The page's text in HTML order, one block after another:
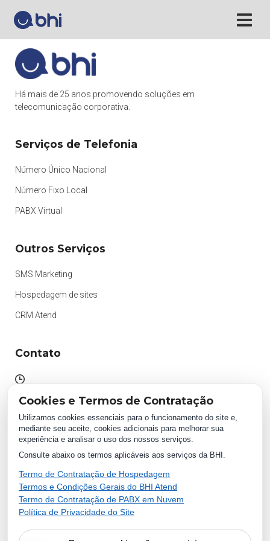
Há mais de 25 anos promovendo soluções em
telecomunicação corporativa.
Serviços de Telefonia
Número Único Nacional
Número Fixo Local
PABX Virtual
Outros Serviços
SMS Marketing
Hospedagem de sites
CRM Atend
Contato
Segunda à Sexta.
WhatsApp:
(87) 2018 1234
0800 511 1234
Cookies e Termos de Contratação
Utilizamos cookies essenciais para o funcionamento do site e,
mediante seu aceite, cookies adicionais para melhorar sua
experiência e analisar o uso dos nossos serviços.
Consulte abaixo os termos aplicáveis aos serviços da BHI.
Termo de Contratação de Hospedagem
Termos e Condições Gerais do BHI Atend
Termo de Contratação de PABX em Nuvem
Política de Privacidade do Site